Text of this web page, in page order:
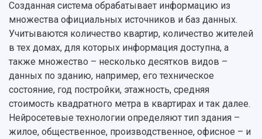
Созданная система обрабатывает информацию из
множества официальных источников и баз данных.
Учитываются количество квартир, количество жителей
в тех домах, для которых информация доступна, а
также множество – несколько десятков видов –
данных по зданию, например, его техническое
состояние, год постройки, этажность, средняя
стоимость квадратного метра в квартирах и так далее.
Нейросетевые технологии определяют тип здания –
жилое, общественное, производственное, офисное – и